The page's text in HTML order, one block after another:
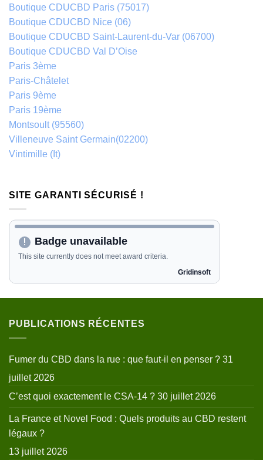
Boutique CDUCBD Paris (75017)
Boutique CDUCBD Nice (06)
Boutique CDUCBD Saint-Laurent-du-Var (06700)
Boutique CDUCBD Val D’Oise
Paris 3ème
Paris-Châtelet
Paris 9ème
Paris 19ème
Montsoult (95560)
Villeneuve Saint Germain(02200)
Vintimille (It)
SITE GARANTI SÉCURISÉ !
PUBLICATIONS RÉCENTES
Fumer du CBD dans la rue : que faut-il en penser ? 31
juillet 2026
C’est quoi exactement le CSA-14 ? 30 juillet 2026
La France et Novel Food : Quels produits au CBD restent
légaux ?
13 juillet 2026